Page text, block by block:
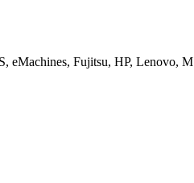
Fujitsu, HP, Lenovo,